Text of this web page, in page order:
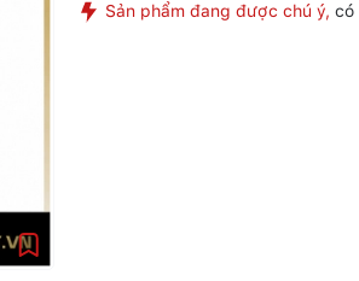
Sản phẩm đang được chú ý, có